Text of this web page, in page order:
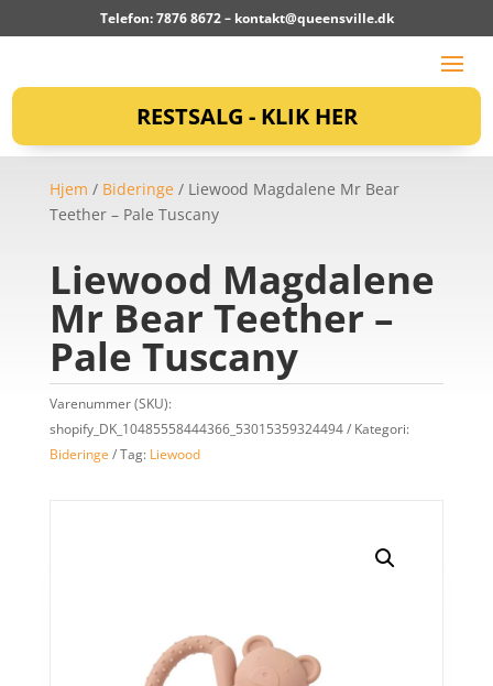
Telefon: 7876 8672 – kontakt@queensville.dk
RESTSALG - KLIK HER
Hjem / Bideringe / Liewood Magdalene Mr Bear
Teether – Pale Tuscany
Liewood Magdalene
Mr Bear Teether –
Pale Tuscany
Varenummer (SKU):
shopify_DK_10485558444366_53015359324494
Kategori:
Bideringe
Tag: Liewood